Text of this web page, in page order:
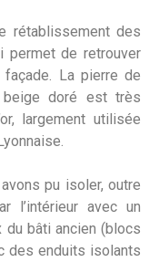
rétablissement des
permet de retrouver
La pierre de
doré est très
largement utilisée
pu isoler, outre
l’intérieur avec un
bâti ancien (blocs
des enduits isolants